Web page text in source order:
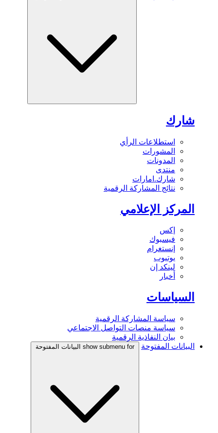
شارك
استطلاعات الرأي
المشورات
المدونات
منتدى
شارك.امارات
نتائج المشاركة الرقمية
المركز الإعلامي
إكس
فيسبوك
إنستغرام
يوتيوب
لينكد إن
أخبار
السياسات
سياسة المشاركة الرقمية
سياسة منصات التواصل الاجتماعي
بيان النفاذية الرقمية
البيانات المفتوحة
show submenu for البيانات المفتوحة